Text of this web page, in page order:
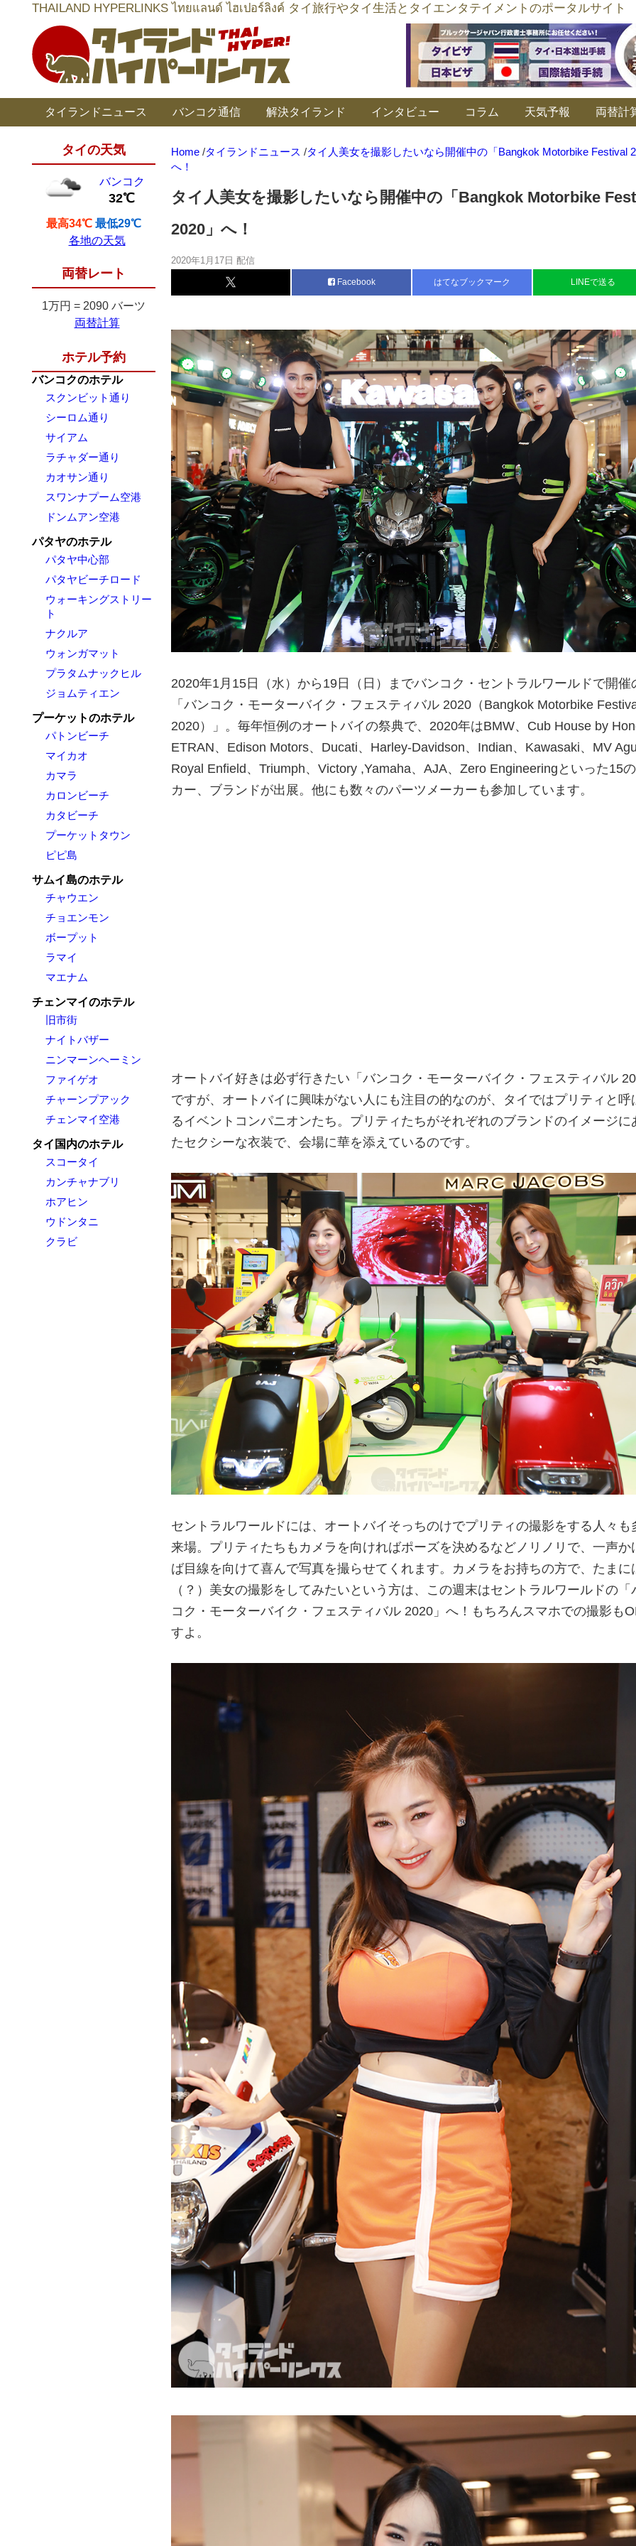
THAILAND HYPERLINKS ไทยแลนด์ ไฮเปอร์ลิงค์ タイ旅行やタイ生活とタイエンタテイメントのポータルサイト
タイランドニュース バンコク通信 解決タイランド インタビュー コラム 天気予報 両替計
タイの天気
バンコク
32℃
最高34℃ 最低29℃
各地の天気
両替レート
1万円 = 2090 バーツ
両替計算
ホテル予約
バンコクのホテル
スクンビット通り
シーロム通り
サイアム
ラチャダー通り
カオサン通り
スワンナプーム空港
ドンムアン空港
パタヤのホテル
パタヤ中心部
パタヤビーチロード
ウォーキングストリー
ト
ナクルア
ウォンガマット
プラタムナックヒル
ジョムティエン
プーケットのホテル
パトンビーチ
マイカオ
カマラ
カロンビーチ
カタビーチ
プーケットタウン
ピピ島
サムイ島のホテル
チャウエン
チョエンモン
ボープット
ラマイ
マエナム
チェンマイのホテル
旧市街
ナイトバザー
ニンマーンヘーミン
ファイゲオ
チャーンプアック
チェンマイ空港
タイ国内のホテル
スコータイ
カンチャナブリ
ホアヒン
ウドンタニ
クラビ
Home /タイランドニュース /タイ人美女を撮影したいなら開催中の「Bangkok Motorbike Festival
へ！
タイ人美女を撮影したいなら開催中の「Bangkok Motorbike
2020」へ！
2020年1月17日 配信
Facebook はてなブックマーク LINEで送る
2020年1月15日（水）から19日（日）までバンコク・セントラルワールドで開催
「バンコク・モーターバイク・フェスティバル 2020（Bangkok Motorbike
2020）」。毎年恒例のオートバイの祭典で、2020年はBMW、Cub House by
ETRAN、Edison Motors、Ducati、Harley-Davidson、Indian、Kawasaki、MV
Royal Enfield、Triumph、Victory ,Yamaha、AJA、Zero Engineeringといった15
カー、ブランドが出展。他にも数々のパーツメーカーも参加しています。
オートバイ好きは必ず行きたい「バンコク・モーターバイク・フェスティバル
ですが、オートバイに興味がない人にも注目の的なのが、タイではプリティと呼
るイベントコンパニオンたち。プリティたちがそれぞれのブランドのイメージに
たセクシーな衣装で、会場に華を添えているのです。
セントラルワールドには、オートバイそっちのけでプリティの撮影をする人々も
来場。プリティたちもカメラを向ければポーズを決めるなどノリノリで、一声か
ば目線を向けて喜んで写真を撮らせてくれます。カメラをお持ちの方で、たまに
（？）美女の撮影をしてみたいという方は、この週末はセントラルワールドの「
コク・モーターバイク・フェスティバル 2020」へ！もちろんスマホでの撮影も
すよ。